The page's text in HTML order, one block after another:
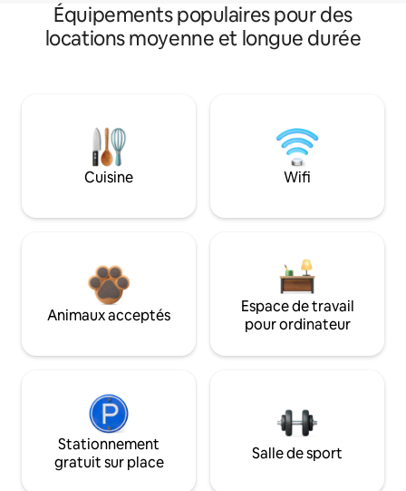
Équipements populaires pour des
locations moyenne et longue durée
Cuisine Wifi
Animaux acceptés
Espace de travail
pour ordinateur
Stationnement
gratuit sur place
Salle de sport